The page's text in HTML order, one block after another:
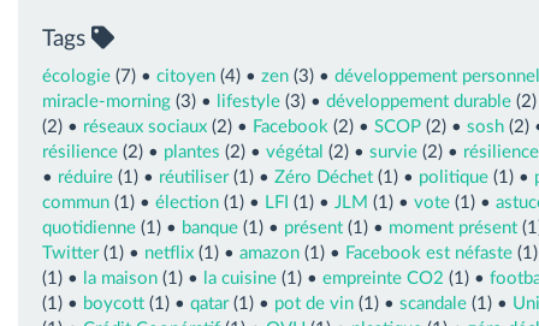
Tags
écologie (7) • citoyen (4) • zen (3) • développement personnel
miracle-morning (3) • lifestyle (3) • développement durable
(2) • réseaux sociaux (2) • Facebook (2) • SCOP (2) • sosh (2)
résilience (2) • plantes (2) • végétal (2) • survie (2) •
• réduire (1) • réutiliser(1) • Zéro Déchet (1) • politique (1) •
commun (1) • élection (1) • LFI (1) • JLM (1) • vote (1) •
quotidienne (1) • banque (1) • présent (1) • moment présent
Twitter(1) • netflix (1) • amazon (1) • Facebook est néfaste
(1) •
la maison (1) • la cuisine (1) • empreinte CO2 (1) •
(1) • boycott (1) • qatar(1) • pot de vin (1) • scandale (1) •